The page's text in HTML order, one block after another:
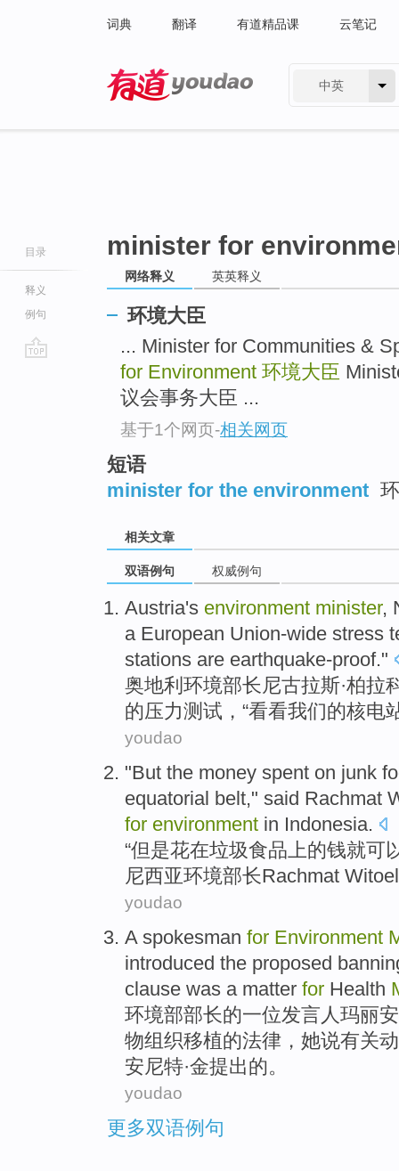
词典 翻译 有道精品课 云笔记
中英
目录
释义
例句
minister for
网络释义 英英释义
环境大臣
... Minister for Communities &
for Environment 环境大臣
议会事务大臣 ...
基于1个网页-相关网页
短语
minister for the environment
相关文章
双语例句 权威例句
Austria's environment minister,
a European Union-wide stress
stations are earthquake-proof."
奥地利 环境部长尼古拉斯·柏拉
的压力测试 ，“看看我们的核电
youdao
"But the money spent on junk
equatorial belt," said Rachmat
for environment in Indonesia.
“但是花在垃圾食品上的钱就可
尼西亚环境部长Rachmat
youdao
A spokesman for Environment
introduced the proposed
clause was a matter for Health
环境部部长的一位发言人 玛丽安
物组织移植的法律 ，她说有关
安尼特·金提出的。
youdao
更多双语例句